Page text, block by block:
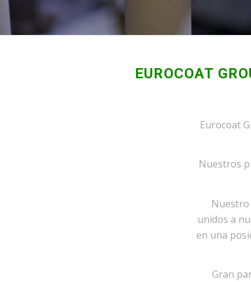
EUROCOAT
Eurocoat
Nuestros
Nuestro
unidos a
en una
Gran